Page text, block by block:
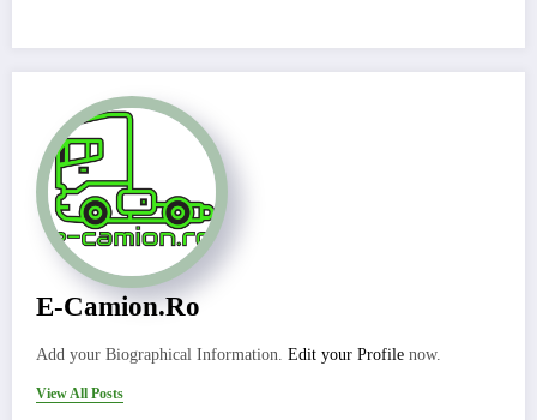
E-Camion.ro
Add your Biographical Information. Edit your Profile now.
View All Posts